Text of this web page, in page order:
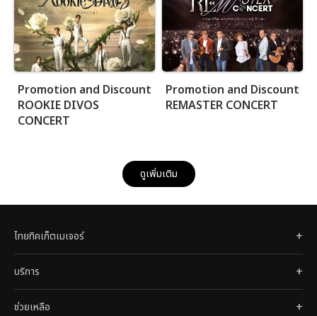
Promotion and Discount
ROOKIE DIVOS
CONCERT
Promotion and Discount
REMASTER CONCERT
ดูเพิ่มเติม
ไทยทิคเก็ตเมเจอร์
บริการ
ช่วยเหลือ